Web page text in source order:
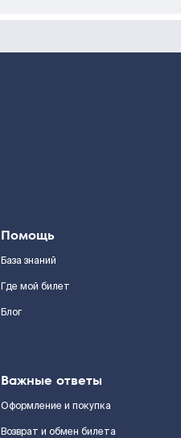
Помощь
База знаний
Где мой билет
Блог
Важные ответы
Оформление и покупка
Возврат и обмен билета